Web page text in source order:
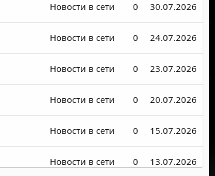
Новости в сети 0 30.07.2026
Новости в сети 0 24.07.2026
Новости в сети 0 23.07.2026
Новости в сети 0 20.07.2026
Новости в сети 0 15.07.2026
Новости в сети 0 13.07.2026